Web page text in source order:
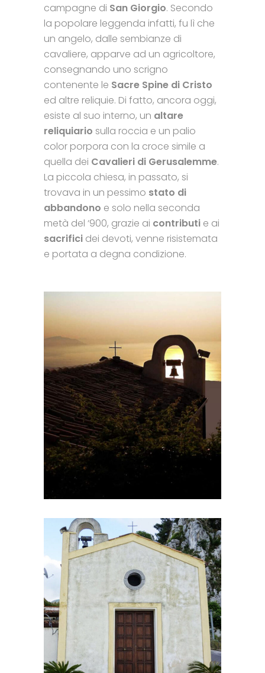
campagne di San Giorgio. Secondo
la popolare leggenda infatti, fu lì che
un angelo, dalle sembianze di
cavaliere, apparve ad un agricoltore,
consegnando uno scrigno
contenente le Sacre Spine di Cristo
ed altre reliquie. Di fatto, ancora oggi,
esiste al suo interno, un altare
reliquiario sulla roccia e un palio
color porpora con la croce simile a
quella dei Cavalieri di Gerusalemme.
La piccola chiesa, in passato, si
trovava in un pessimo stato di
abbandono e solo nella seconda
metà del ‘900, grazie ai contributi e ai
sacrifici dei devoti, venne risistemata
e portata a degna condizione.